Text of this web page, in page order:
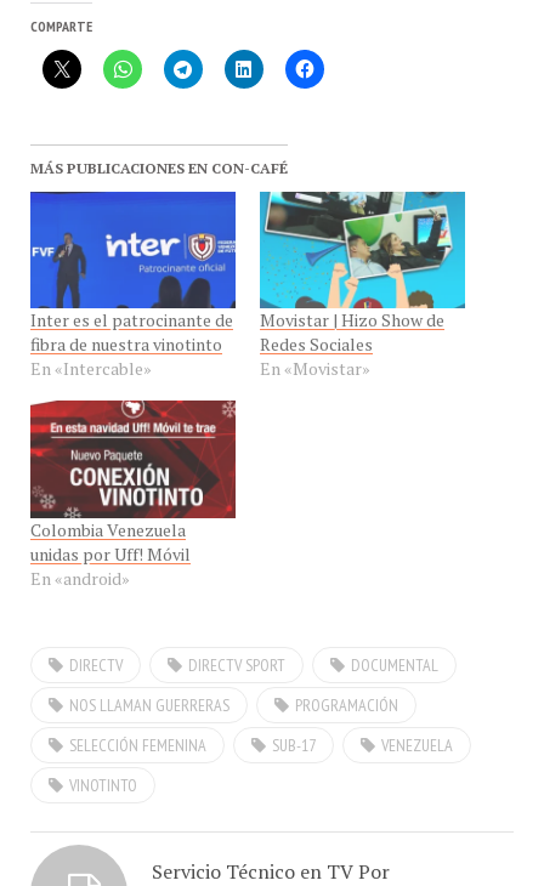
Inter es el patrocinante de
fibra de nuestra vinotinto
En «Intercable»
Movistar | Hizo Show de
Redes Sociales
En «Movistar»
Colombia Venezuela
unidas por Uff! Móvil
En «android»
NOS LLAMAN GUERRERAS
PROGRAMACIÓN
SELECCIÓN FEMENINA
SUB-17
VENEZUELA
VINOTINTO
Suscripción